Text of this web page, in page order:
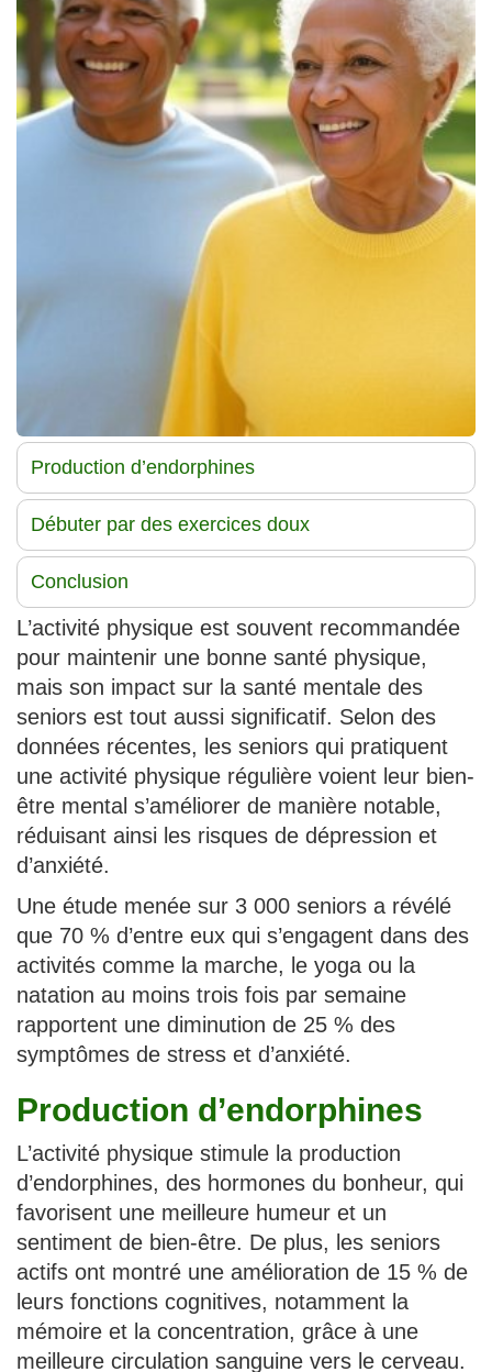
Production d’endorphines
Débuter par des exercices doux
Conclusion
L’activité physique est souvent recommandée
pour maintenir une bonne santé physique,
mais son impact sur la santé mentale des
seniors est tout aussi significatif. Selon des
données récentes, les seniors qui pratiquent
une activité physique régulière voient leur bien-
être mental s’améliorer de manière notable,
réduisant ainsi les risques de dépression et
d’anxiété.
Une étude menée sur 3 000 seniors a révélé
que 70 % d’entre eux qui s’engagent dans des
activités comme la marche, le yoga ou la
natation au moins trois fois par semaine
rapportent une diminution de 25 % des
symptômes de stress et d’anxiété.
Production d’endorphines
L’activité physique stimule la production
d’endorphines, des hormones du bonheur, qui
favorisent une meilleure humeur et un
sentiment de bien-être. De plus, les seniors
actifs ont montré une amélioration de 15 % de
leurs fonctions cognitives, notamment la
mémoire et la concentration, grâce à une
meilleure circulation sanguine vers le cerveau.